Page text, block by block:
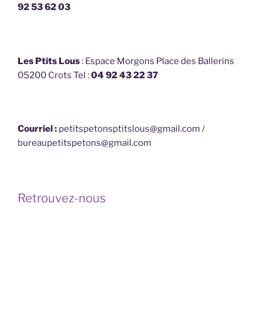
92 53 62 03
Les Ptits Lous: Espace Morgons Place des Ballerins
05200 Crots Tel :04 92 43 22 37
Courriel : petitspetonsptitslous@gmail.com /
bureaupetitspetons@gmail.com
Retrouvez-nous